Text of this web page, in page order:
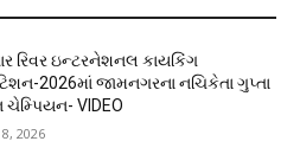
રિવર ઇન્ટરનેશનલ કાયકિંગ
2026માં જામનગરના નચિકેતા ગુપ્તા
ચેમ્પિયન- VIDEO
2026